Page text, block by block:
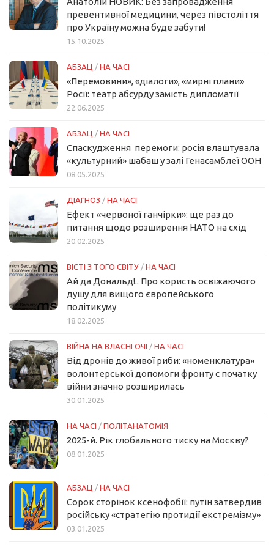
превентивної медицини, через півстоліття
про Україну можна буде забути!
15.10.2025
АБЗАЦ / НА ЧАСІ
«Перемовини», «діалоги», «мирні плани»
Росії: театр абсурду замість дипломатії
22.06.2025
АБЗАЦ / НА ЧАСІ
Спаскудження перемоги: росія влаштувала
«культурний» шабаш у залі Генасамблеї ООН
08.05.2025
ДІАГНОЗ / НА ЧАСІ
Ефект «червоної ганчірки»: ще раз до
питання щодо розширення НАТО на схід
20.02.2025
ВІСТІ З ТОГО СВІТУ / НА ЧАСІ
Ай да Дональд!.. Про користь освіжаючого
душу для вищого європейського
політикуму
18.02.2025
ВІЙНА НА ВЛАСНІ ОЧІ / НА ЧАСІ
Від дронів до живої риби: «номенклатура»
волонтерської допомоги фронту с початку
війни значно розширилась
30.01.2025
НА ЧАСІ / ПОЛІТАНАТОМІЯ
2025-й. Рік глобального тиску на Москву?
08.01.2025
АБЗАЦ / НА ЧАСІ
Сорок сторінок ксенофобії: путін затвердив
російську «стратегію протидії екстремізму»
03.01.2025